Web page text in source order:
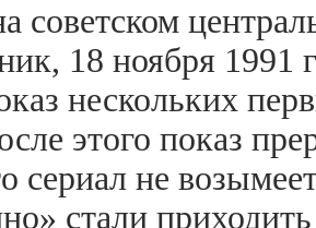
советском
18 ноября 1991
нескольких
этого показ
сериал не
стали